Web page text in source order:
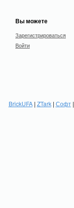
Вы можете
Зарегистрироваться
Войти
BrickUFA| ZTark| Софт|